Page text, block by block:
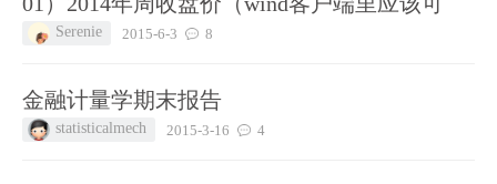
Serenie 2015-6-3 8
金融计量学期末报告
statisticalmech 2015-3-16 4